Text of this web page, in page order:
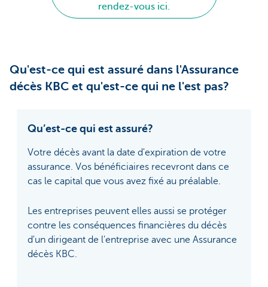
rendez-vous ici.
Qu'est-ce qui est assuré dans l'Assurance
décès KBC et qu'est-ce qui ne l'est pas?
Qu’est-ce qui est assuré?
Votre décès avant la date d'expiration de votre
assurance. Vos bénéficiaires recevront dans ce
cas le capital que vous avez fixé au préalable.
Les entreprises peuvent elles aussi se protéger
contre les conséquences financières du décès
d'un dirigeant de l'entreprise avec une Assurance
décès KBC.